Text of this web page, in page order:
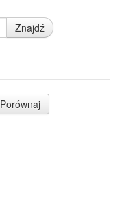
Znajdź
Porównaj